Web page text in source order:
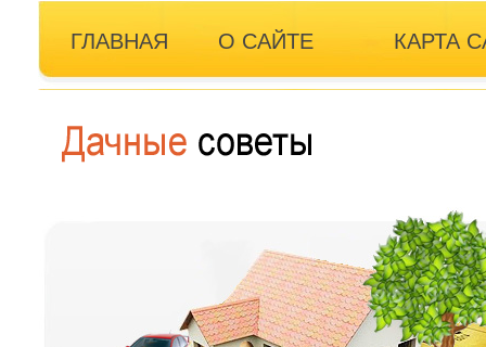
ГЛАВНАЯ О САЙТЕ КАРТА